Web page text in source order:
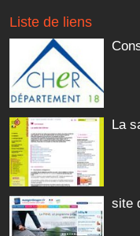
Liste de liens
La
site